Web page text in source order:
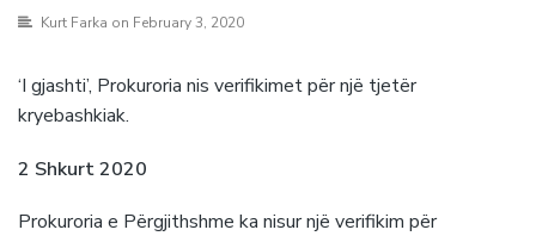
Kurt Farka on February 3, 2020
‘I gjashti’, Prokuroria nis verifikimet për një tjetër
kryebashkiak.
2 Shkurt 2020
Prokuroria e Përgjithshme ka nisur një verifikim për